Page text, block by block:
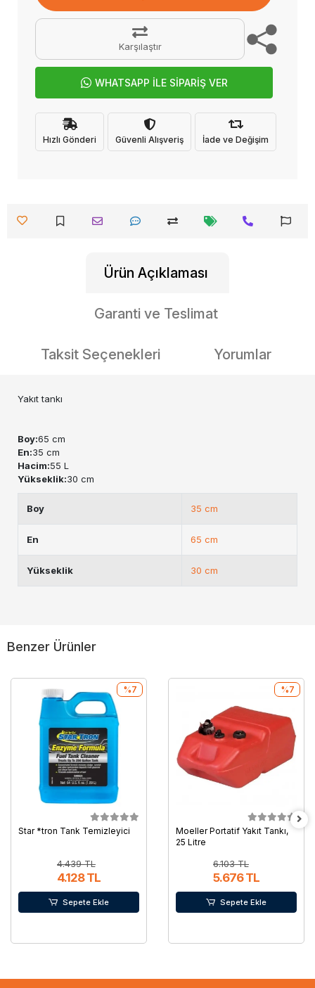
Karşılaştır
WHATSAPP İLE SİPARİŞ VER
Hızlı Gönderi Güvenli Alışveriş İade ve Değişim
Ürün Açıklaması
Garanti ve Teslimat
Taksit Seçenekleri Yorumlar
Yakıt tankı
Boy:65 cm
En:35 cm
Hacim:55 L
Yükseklik:30 cm
Boy 35 cm
En 65 cm
Yükseklik 30 cm
Benzer Ürünler
Star *tron Tank Temizleyici
4.439 TL
4.128 TL
%7
Sepete Ekle
Moeller Portatif Yakıt Tankı,
25 Litre
6.103 TL
5.676 TL
%7
Sepete Ekle